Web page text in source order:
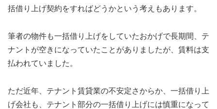
括借り上げ契約をすればどうかという考えもあります。
筆者の物件も一括借り上げをしていたおかげで長期間、テ
ナントが空きになっていたことがありましたが、賃料は支
払われていました。
ただ近年、テナント賃貸業の不安定さからか、一括借り上
げ会社も、テナント部分の一括借り上げには慎重になって